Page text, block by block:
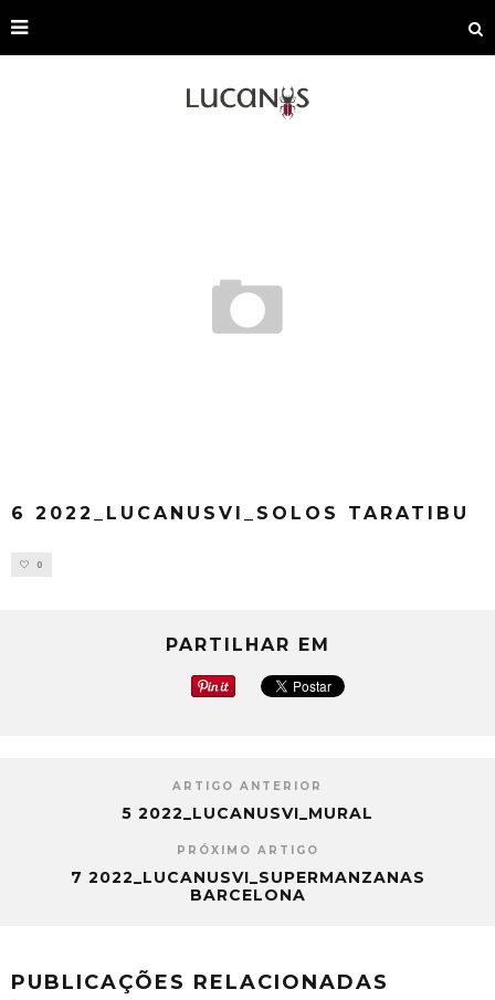
6 2022_LUCANUSVI_SOLOS TARATIBU
0
PARTILHAR EM
ARTIGO ANTERIOR
5 2022_LUCANUSVI_MURAL
PRÓXIMO ARTIGO
7 2022_LUCANUSVI_SUPERMANZANAS
BARCELONA
PUBLICAÇÕES RELACIONADAS